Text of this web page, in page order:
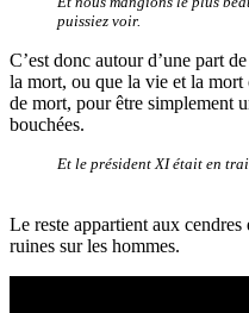
puissiez voir.
C’est donc autour d’une part
la mort, ou que la vie et la mort
de mort, pour être simplement
bouchées.
Et le président XI était en
Le reste appartient aux
ruines sur les hommes.